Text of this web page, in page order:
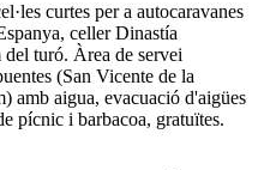
curtes per a autocaravanes
celler Dinastía
turó. Àrea de servei
(San Vicente de la
aigua, evacuació d'aigües
pícnic i barbacoa, gratuïtes.